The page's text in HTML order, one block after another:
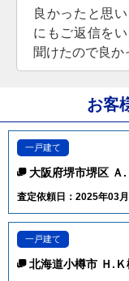
良かったと思
にもご返信を
聞けたので良か
お客
一戸建て
大阪府堺市堺区 Ａ.
査定依頼日：2025年03月
一戸建て
北海道小樽市 Ｈ.Ｋ